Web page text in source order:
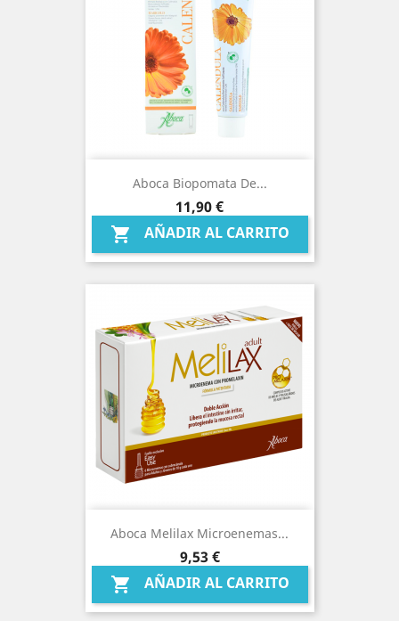
Aboca Biopomata De...
Precio
11,90 €
 AÑADIR AL CARRITO
Aboca Melilax Microenemas...
Precio
9,53 €
 AÑADIR AL CARRITO